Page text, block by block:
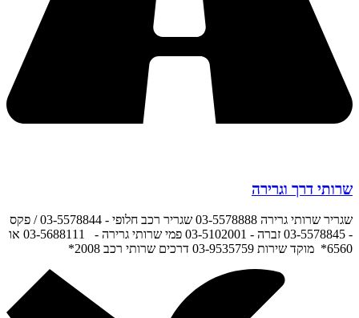
שרותי דרך וגרירה
שגריר שרותי גרירה 03-5578888 שגריר רכב חלופי - 03-5578844 / פקס
- 03-5578845 זברה - 03-5102001 פמי שרותי גרירה - 03-5688111 או
6560* מוקד שירות 03-9535759 דרכים שרותי רכב 2008*